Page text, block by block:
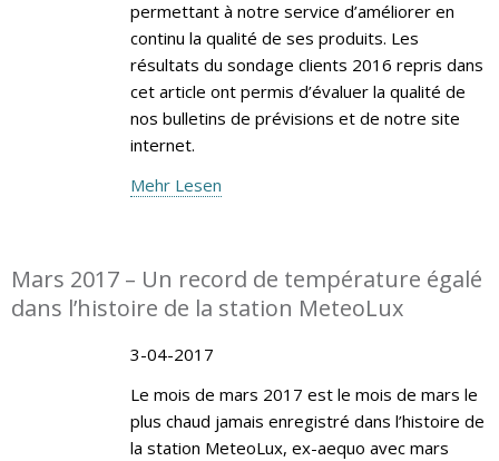
permettant à notre service d’améliorer en
continu la qualité de ses produits. Les
résultats du sondage clients 2016 repris dans
cet article ont permis d’évaluer la qualité de
nos bulletins de prévisions et de notre site
internet.
Mehr Lesen
Mars 2017 – Un record de température égalé
dans l’histoire de la station MeteoLux
3-04-2017
Le mois de mars 2017 est le mois de mars le
plus chaud jamais enregistré dans l’histoire de
la station MeteoLux, ex-aequo avec mars